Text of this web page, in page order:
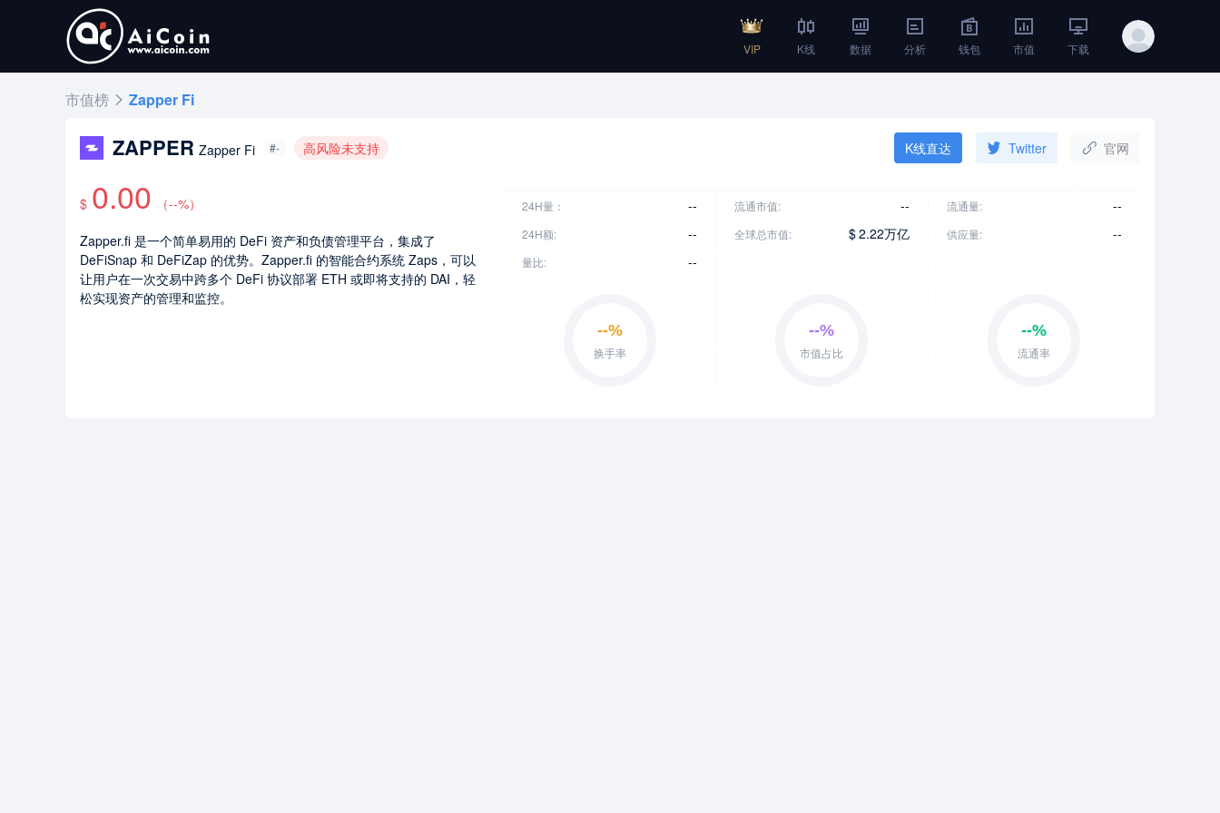
VIP K线 数据 分析 钱包 市值 下载
市值榜 Zapper Fi
ZAPPER Zapper Fi #- 高风险未支持
$ 0.00 （--%）
Zapper.fi 是一个简单易用的 DeFi 资产和负债管理平台，集成了
DeFiSnap 和 DeFiZap 的优势。Zapper.fi 的智能合约系统 Zaps，可以
让用户在一次交易中跨多个 DeFi 协议部署 ETH 或即将支持的 DAI，轻
松实现资产的管理和监控。
K线直达 Twitter 官网
24H量： --
24H额: --
量比: --
流通市值: --
全球总市值: $2.22万亿
流通量: --
供应量: --